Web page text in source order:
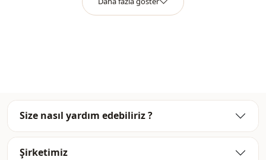
Size nasıl yardım edebiliriz ?
Şirketimiz